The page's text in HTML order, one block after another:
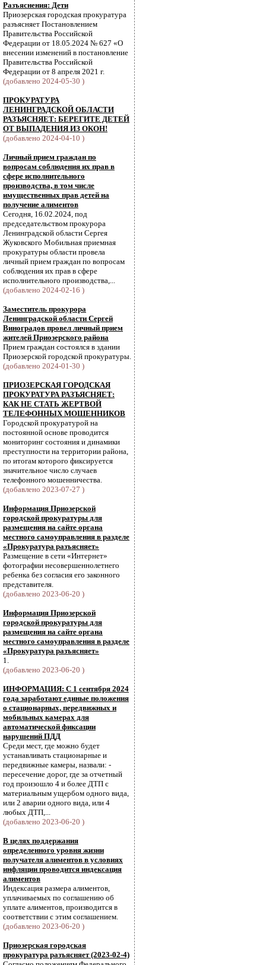
Разъяснения: Дети
Приозерская городская прокуратура
разъясняет Постановлением
Правительства Российской
Федерации от 18.05.2024 № 627 «О
внесении изменений в постановление
Правительства Российской
Федерации от 8 апреля 2021 г.
(добавлено 2024-05-30 )
ПРОКУРАТУРА
ЛЕНИНГРАДСКОЙ ОБЛАСТИ
РАЗЪЯСНЯЕТ: БЕРЕГИТЕ ДЕТЕЙ
ОТ ВЫПАДЕНИЯ ИЗ ОКОН!
(добавлено 2024-04-10 )
Личный прием граждан по
вопросам соблюдения их прав в
сфере исполнительного
производства, в том числе
имущественных прав детей на
получение алиментов
Сегодня, 16.02.2024, под
председательством прокурора
Ленинградской области Сергея
Жуковского Мобильная приемная
прокуратуры области провела
личный прием граждан по вопросам
соблюдения их прав в сфере
исполнительного производства,...
(добавлено 2024-02-16 )
Заместитель прокурора
Ленинградской области Сергей
Виноградов провел личный прием
жителей Приозерского района
Прием граждан состоялся в здании
Приозерской городской прокуратуры.
(добавлено 2024-01-30 )
ПРИОЗЕРСКАЯ ГОРОДСКАЯ
ПРОКУРАТУРА РАЗЪЯСНЯЕТ:
КАК НЕ СТАТЬ ЖЕРТВОЙ
ТЕЛЕФОННЫХ МОШЕННИКОВ
Городской прокуратурой на
постоянной основе проводится
мониторинг состояния и динамики
преступности на территории района,
по итогам которого фиксируется
значительное число случаев
телефонного мошенничества.
(добавлено 2023-07-27 )
Информация Приозерской
городской прокуратуры для
размещения на сайте органа
местного самоуправления в разделе
«Прокуратура разъясняет»
Размещение в сети «Интернет»
фотографии несовершеннолетнего
ребенка без согласия его законного
представителя.
(добавлено 2023-06-20 )
Информация Приозерской
городской прокуратуры для
размещения на сайте органа
местного самоуправления в разделе
«Прокуратура разъясняет»
1.
(добавлено 2023-06-20 )
ИНФОРМАЦИЯ: С 1 сентября 2024
года заработают единые положения
о стационарных, передвижных и
мобильных камерах для
автоматической фиксации
нарушений ПДД
Среди мест, где можно будет
устанавливать стационарные и
передвижные камеры, назвали: -
пересечение дорог, где за отчетный
год произошло 4 и более ДТП с
материальным ущербом одного вида,
или 2 аварии одного вида, или 4
любых ДТП,...
(добавлено 2023-06-20 )
В целях поддержания
определенного уровня жизни
получателя алиментов в условиях
инфляции проводится индексация
алиментов
Индексация размера алиментов,
уплачиваемых по соглашению об
уплате алиментов, производится в
соответствии с этим соглашением.
(добавлено 2023-06-20 )
Приозерская городская
прокуратура разъясняет (2023-02-4)